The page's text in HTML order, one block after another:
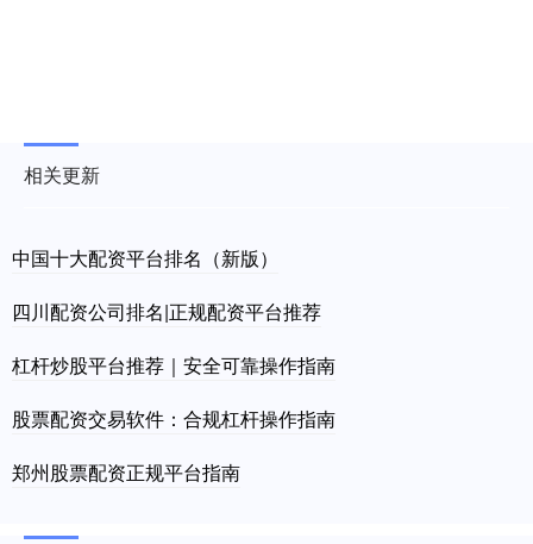
相关更新
中国十大配资平台排名（新版）
四川配资公司排名|正规配资平台推荐
杠杆炒股平台推荐｜安全可靠操作指南
股票配资交易软件：合规杠杆操作指南
郑州股票配资正规平台指南